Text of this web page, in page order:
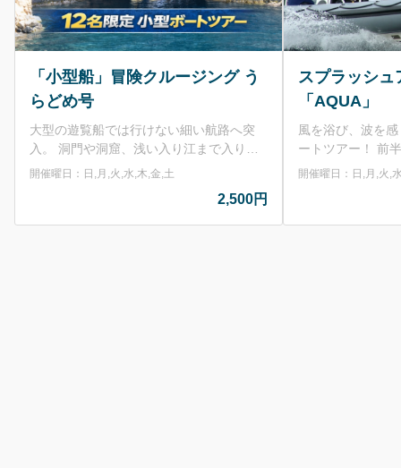
「小型船」冒険クルージング う
らどめ号
大型の遊覧船では行けない細い航路へ突
入。 洞門や洞窟、浅い入り江まで入り込
み、浦富海岸の大迫力を目の前で体感でき
から、臨場感たっぷり。 箱めがねで海の
開催曜日：日,月,火,水,木,金,土
2,500円
スプラッシュ
「AQUA」
風を浴び、波を
ートツアー！ 前半は浦富海岸の圧倒的な
景色を楽しみ、
シャです。 7月17日までの平日、8月31日
開催曜日：日,月,火,